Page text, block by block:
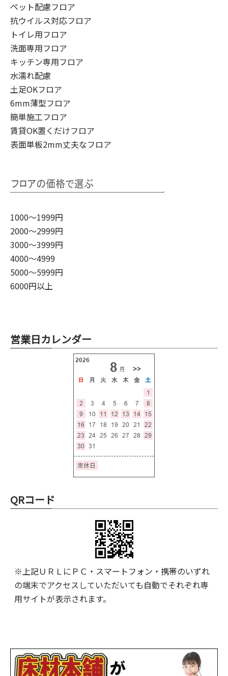
ペット配慮フロア
抗ウイルス対応フロア
トイレ用フロア
洗面専用フロア
キッチン専用フロア
水濡れ配慮
土足OKフロア
6mm薄型フロア
簡単施工フロア
賃貸OK置くだけフロア
表面単板2mm丈夫なフロア
1000～1999円
2000～2999円
3000～3999円
4000～4999
5000～5999円
6000円以上
営業日カレンダー
QRコード
※上記ＵＲＬにＰＣ・スマートフォン・携帯のいずれ
の端末でアクセスしていただいても自動でそれぞれ専
用サイトが表示されます。